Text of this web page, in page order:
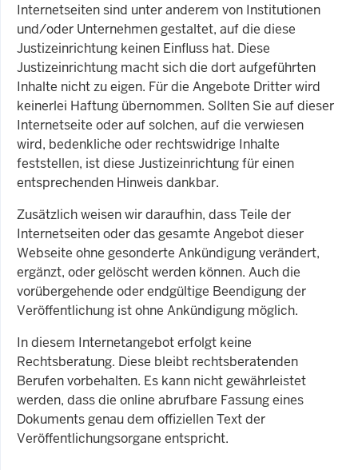
Internetseiten sind unter anderem von Institutionen
und/oder Unternehmen gestaltet, auf die diese
Justizeinrichtung keinen Einfluss hat. Diese
Justizeinrichtung macht sich die dort aufgeführten
Inhalte nicht zu eigen. Für die Angebote Dritter wird
keinerlei Haftung übernommen. Sollten Sie auf dieser
Internetseite oder auf solchen, auf die verwiesen
wird, bedenkliche oder rechtswidrige Inhalte
feststellen, ist diese Justizeinrichtung für einen
entsprechenden Hinweis dankbar.
Zusätzlich weisen wir daraufhin, dass Teile der
Internetseiten oder das gesamte Angebot dieser
Webseite ohne gesonderte Ankündigung verändert,
ergänzt, oder gelöscht werden können. Auch die
vorübergehende oder endgültige Beendigung der
Veröffentlichung ist ohne Ankündigung möglich.
In diesem Internetangebot erfolgt keine
Rechtsberatung. Diese bleibt rechtsberatenden
Berufen vorbehalten. Es kann nicht gewährleistet
werden, dass die online abrufbare Fassung eines
Dokuments genau dem offiziellen Text der
Veröffentlichungsorgane entspricht.